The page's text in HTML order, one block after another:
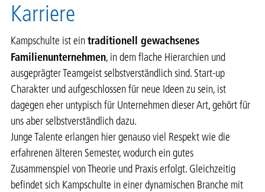
Karriere
Kampschulte ist eintraditionell gewachsenes
Familienunternehmen, in dem flache Hierarchien und
ausgeprägter Teamgeist selbstverständlich sind. Start-up
Charakter und aufgeschlossen für neue Ideen zu sein, ist
dagegen eher untypisch für Unternehmen dieser Art, gehört für
uns aber selbstverständlich dazu.
Junge Talente erlangen hier genauso viel Respekt wie die
erfahrenen älteren Semester, wodurch ein gutes
Zusammenspiel von Theorie und Praxis erfolgt. Gleichzeitig
befindet sich Kampschulte in einer dynamischen Branche mit